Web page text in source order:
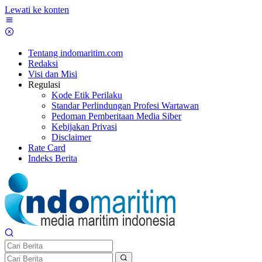
Lewati ke konten
Tentang indomaritim.com
Redaksi
Visi dan Misi
Regulasi
Kode Etik Perilaku
Standar Perlindungan Profesi Wartawan
Pedoman Pemberitaan Media Siber
Kebijakan Privasi
Disclaimer
Rate Card
Indeks Berita